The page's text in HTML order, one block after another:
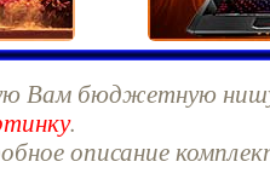
Вам бюджетную
.
описание